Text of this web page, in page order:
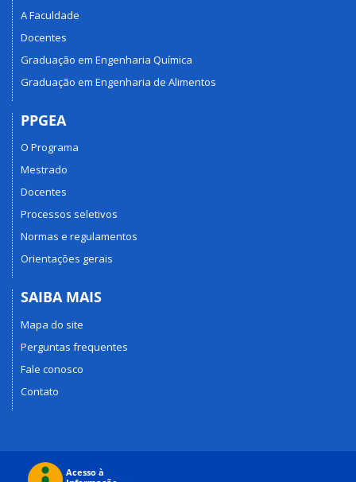
A Faculdade
Docentes
Graduação em Engenharia Química
Graduação em Engenharia de Alimentos
PPGEA
O Programa
Mestrado
Docentes
Processos seletivos
Normas e regulamentos
Orientações gerais
SAIBA MAIS
Mapa do site
Perguntas frequentes
Fale conosco
Contato